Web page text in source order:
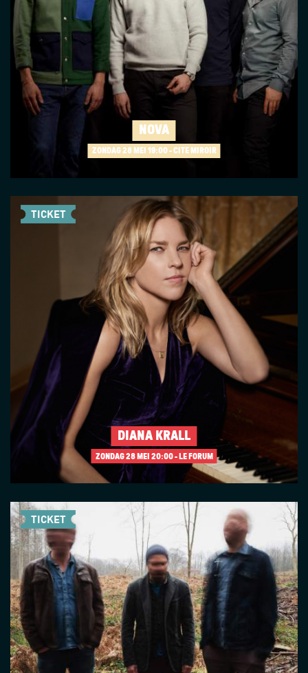
NOVA
ZONDAG 28 MEI 19:00 - CITÉ MIROIR
DIANA KRALL
ZONDAG 28 MEI 20:00 - LE FORUM
TICKET
TICKET